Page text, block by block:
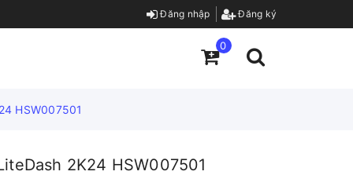
Đăng nhập Đăng ký
0
HSW007501
2K24 HSW007501